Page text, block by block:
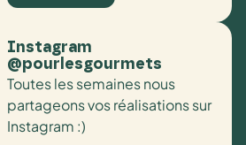
Instagram
@pourlesgourmets
Toutes les semaines nous
partageons vos réalisations sur
Instagram :)